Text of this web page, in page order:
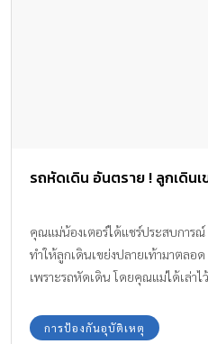
รถหัดเดิน อันตราย ! ลูกเดิน
คุณแม่น้องเตอร์ได้แชร์ประสบการณ์
ทำให้ลูกเดินเขย่งปลายเท้ามาตลอ
เพราะรถหัดเดิน โดยคุณแม่ได้เล่าไ
การป้องกันอุบัติเหตุ